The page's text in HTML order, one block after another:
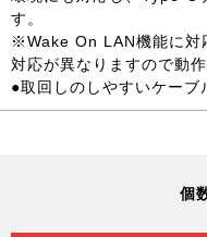
す。
※Wake On LAN機能に対
対応が異なりますので動
●取回しのしやすいケーブ
個